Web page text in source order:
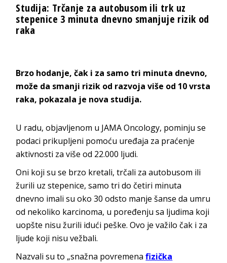
Studija: Trčanje za autobusom ili trk uz
stepenice 3 minuta dnevno smanjuje rizik od
raka
Brzo hodanje, čak i za samo tri minuta dnevno,
može da smanji rizik od razvoja više od 10 vrsta
raka, pokazala je nova studija.
U radu, objavljenom u JAMA Oncology, pominju se
podaci prikupljeni pomoću uređaja za praćenje
aktivnosti za više od 22.000 ljudi.
Oni koji su se brzo kretali, trčali za autobusom ili
žurili uz stepenice, samo tri do četiri minuta
dnevno imali su oko 30 odsto manje šanse da umru
od nekoliko karcinoma, u poređenju sa ljudima koji
uopšte nisu žurili idući peške. Ovo je važilo čak i za
ljude koji nisu vežbali.
Nazvali su to „snažna povremenafizička